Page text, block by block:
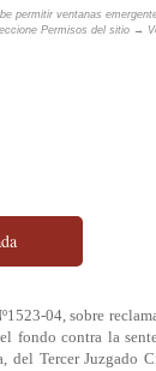
permitir ventanas
Permisos del sitio →
tal situación, omisión en que se mantuvo por un extenso período, superior al requerido por dicho precepto, circunstancia que no tiene excusa; 12º) Que, en este evento, la conclusión inevitable es que en la causa no se ha transgredido el aludido artículo 152, porque las exigencias que éste contiene se cumplieron en el presente caso, mediando una negligencia compartida por el tribunal y por la parte demandante. Esto significa, en concepto de esta Corte, que dicha parte no puede justificar su propia negligencia, basada en la inactividad en que se mantuvo por el período antes consignado, atribuyendo la responsabilidad al tribunal a cargo del proceso, sobre la base de sostener que el impulso procesal correspondía al ente jurisdiccional simplemente porque, si bien es cierto que el tribunal incurrió en la omisión que se destacó, el demandante debió poner remedio oportuno a la misma, instando por la prosecución del juicio, lo que no hizo; 13º) Que, por lo tanto, en tales perspectivas, el demandante siempre estuvo sujeto a la carga de instar por la prosecución del juicio, muy principalmente en el actual caso, frente a la negligencia notoria del tribunal, manifestada primero en la circunstancia de proveer inadecuadamente una petición de una de las parte, y no cumplir con el decreto pronunciado, en orden a dictar la resolución que fuere pertinente en derecho; 14º) Que, en armonía con lo expuesto y concluido, el recurso de nulidad de fondo no puede prosperar y debe ser desestimado. En conformidad, asimismo, con lo que disponen los artículos 764, 767 y 805 del Código de Procedimiento Civil, se declara que se